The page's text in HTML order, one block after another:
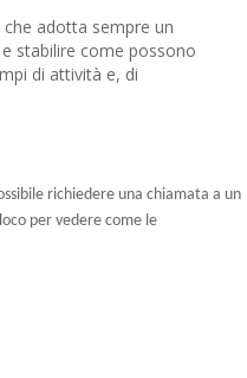
adotta sempre un
stabilire come possono
di attività e, di
richiedere una chiamata a un
per vedere come le